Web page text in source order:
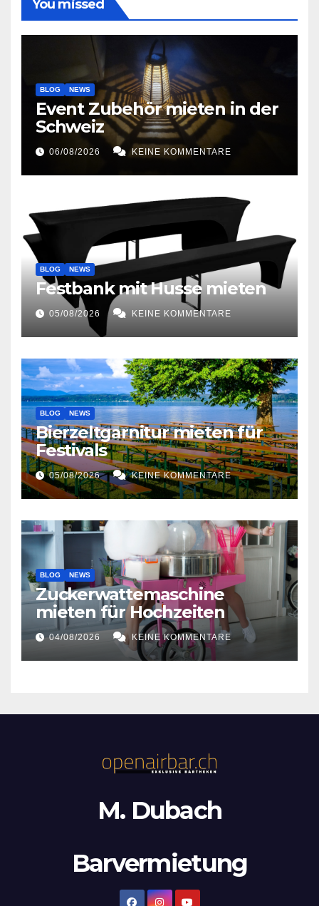
You missed
BLOG NEWS
Event Zubehör mieten in der
Schweiz
06/08/2026 KEINE KOMMENTARE
BLOG NEWS
Festbank mit Husse mieten
05/08/2026 KEINE KOMMENTARE
BLOG NEWS
Bierzeltgarnitur mieten für
Festivals
05/08/2026 KEINE KOMMENTARE
BLOG NEWS
Zuckerwattemaschine
mieten für Hochzeiten
04/08/2026 KEINE KOMMENTARE
M. Dubach
Barvermietung